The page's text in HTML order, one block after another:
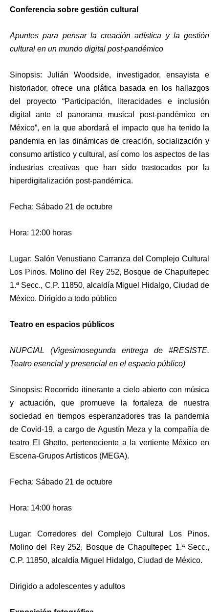
Conferencia sobre gestión cultural
Apuntes para pensar la creación artística y la gestión
cultural en un mundo digital post-pandémico
Sinopsis: Julián Woodside, investigador, ensayista e
historiador, ofrece una plática basada en los hallazgos
del proyecto “Participación, literacidades e inclusión
digital ante el panorama musical post-pandémico en
México”, en la que abordará el impacto que ha tenido la
pandemia en las dinámicas de creación, socialización y
consumo artístico y cultural, así como los aspectos de las
industrias creativas que han sido trastocados por la
hiperdigitalización post-pandémica.
Fecha: Sábado 21 de octubre
Hora: 12:00 horas
Lugar: Salón Venustiano Carranza del Complejo Cultural
Los Pinos. Molino del Rey 252, Bosque de Chapultepec
1.ª Secc., C.P. 11850, alcaldía Miguel Hidalgo, Ciudad de
México. Dirigido a todo público
Teatro en espacios públicos
NUPCIAL (Vigesimosegunda entrega de #RESISTE.
Teatro esencial y presencial en el espacio público)
Sinopsis: Recorrido itinerante a cielo abierto con música
y actuación, que promueve la fortaleza de nuestra
sociedad en tiempos esperanzadores tras la pandemia
de Covid-19, a cargo de Agustín Meza y la compañía de
teatro El Ghetto, perteneciente a la vertiente México en
Escena-Grupos Artísticos (MEGA).
Fecha: Sábado 21 de octubre
Hora: 14:00 horas
Lugar: Corredores del Complejo Cultural Los Pinos.
Molino del Rey 252, Bosque de Chapultepec 1.ª Secc.,
C.P. 11850, alcaldía Miguel Hidalgo, Ciudad de México.
Dirigido a adolescentes y adultos